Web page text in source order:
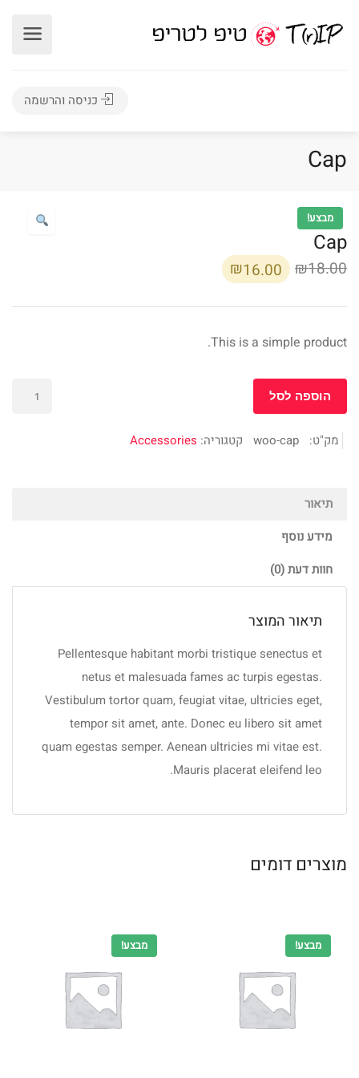
כניסה והרשמה
Cap
מבצע!
Cap
₪18.00
המחיר
המקורי
היה:
₪18.00.
₪16.00
המחיר
הוא:
₪16.00.This is a simple product.
הוספה לסל
מק"ט: woo-cap קטגוריה: Accessories
תיאור
מידע נוסף
חוות דעת (0)
תיאור המוצר
Pellentesque habitant morbi tristique senectus et
netus et malesuada fames ac turpis egestas.
Vestibulum tortor quam, feugiat vitae, ultricies eget,
tempor sit amet, ante. Donec eu libero sit amet
quam egestas semper. Aenean ultricies mi vitae est.
Mauris placerat eleifend leo.
מוצרים דומים
מבצע! מבצע!